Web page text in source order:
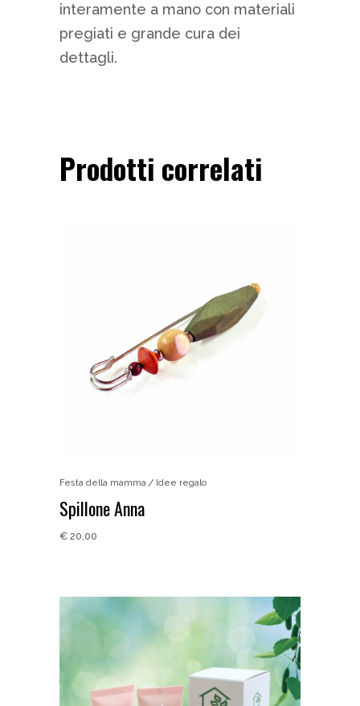
interamente a mano con materiali
pregiati e grande cura dei
dettagli.
Prodotti correlati
Festa della mamma Idee regalo
Spillone Anna
€ 20,00